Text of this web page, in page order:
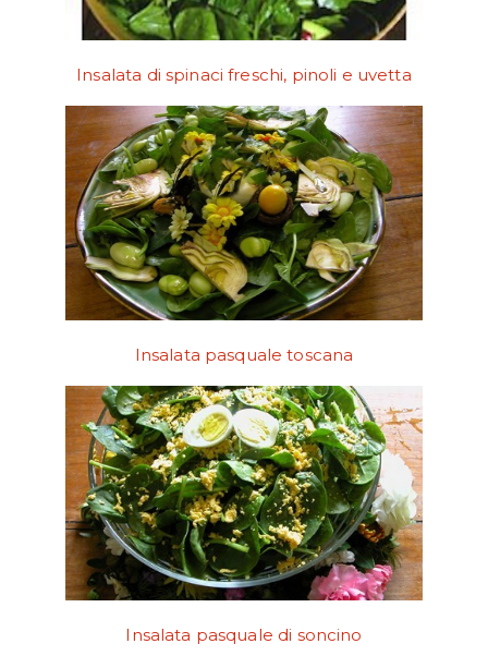
Insalata di spinaci freschi, pinoli e uvetta
Insalata pasquale toscana
Insalata pasquale di soncino